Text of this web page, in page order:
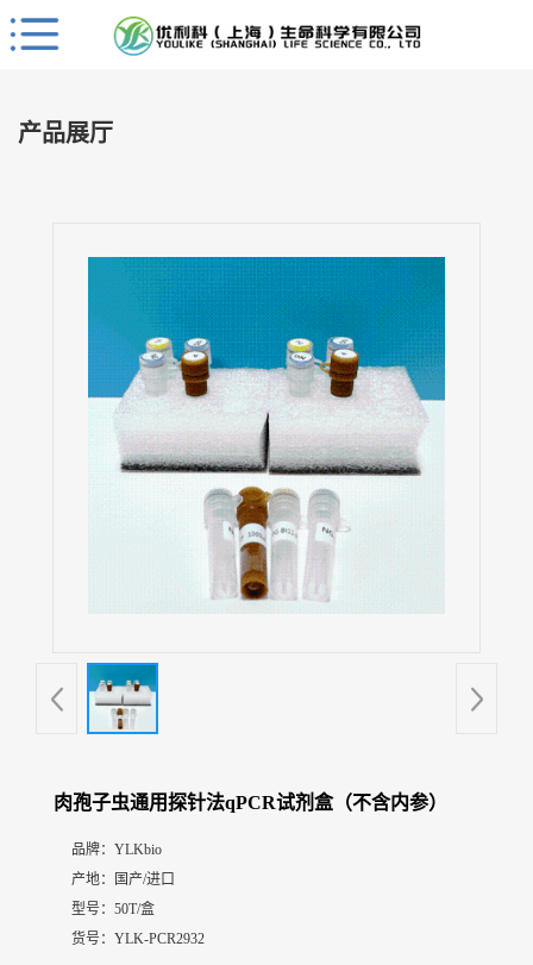
Close
首
产品展厅
肉孢子虫通用探针法qPCR试剂盒（不含内参）
品牌： YLKbio
产地：
国产/进口
型号： 50T/盒
货号： YLK-PCR2932